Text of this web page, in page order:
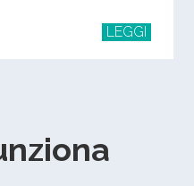
LEGGI